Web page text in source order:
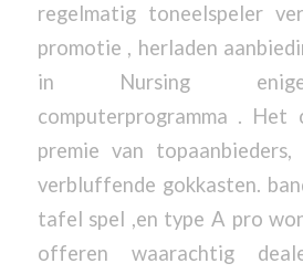
regelmatig toneelspeler
promotie , herladen
in Nursing
computerprogramma . Het
premie van
verbluffende gokkasten.
tafel spel ,en type A pro
offeren waarachtig